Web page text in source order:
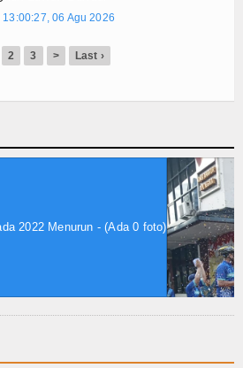
13:00:27, 06 Agu 2026
2 3 > Last ›